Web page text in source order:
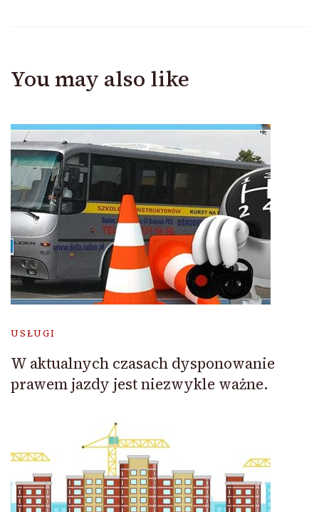
You may also like
USŁUGI
W aktualnych czasach dysponowanie
prawem jazdy jest niezwykle ważne.